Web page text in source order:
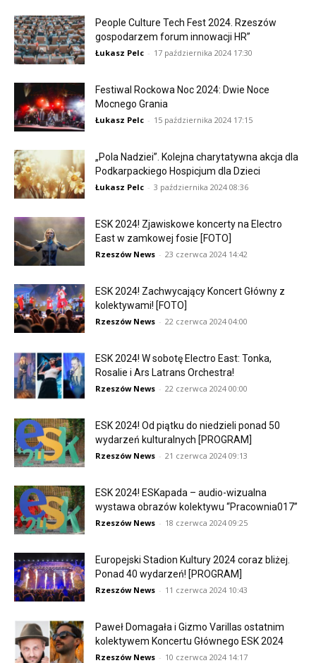
People Culture Tech Fest 2024. Rzeszów
gospodarzem forum innowacji HR”
Łukasz Pelc - 17 października 2024 17:30
Festiwal Rockowa Noc 2024: Dwie Noce
Mocnego Grania
Łukasz Pelc - 15 października 2024 17:15
„Pola Nadziei”. Kolejna charytatywna akcja dla
Podkarpackiego Hospicjum dla Dzieci
Łukasz Pelc - 3 października 2024 08:36
ESK 2024! Zjawiskowe koncerty na Electro
East w zamkowej fosie [FOTO]
Rzeszów News - 23 czerwca 2024 14:42
ESK 2024! Zachwycający Koncert Główny z
kolektywami! [FOTO]
Rzeszów News - 22 czerwca 2024 04:00
ESK 2024! W sobotę Electro East: Tonka,
Rosalie i Ars Latrans Orchestra!
Rzeszów News - 22 czerwca 2024 00:00
ESK 2024! Od piątku do niedzieli ponad 50
wydarzeń kulturalnych [PROGRAM]
Rzeszów News - 21 czerwca 2024 09:13
ESK 2024! ESKapada – audio-wizualna
wystawa obrazów kolektywu “Pracownia017”
Rzeszów News - 18 czerwca 2024 09:25
Europejski Stadion Kultury 2024 coraz bliżej.
Ponad 40 wydarzeń! [PROGRAM]
Rzeszów News - 11 czerwca 2024 10:43
Paweł Domagała i Gizmo Varillas ostatnim
kolektywem Koncertu Głównego ESK 2024
Rzeszów News - 10 czerwca 2024 14:17